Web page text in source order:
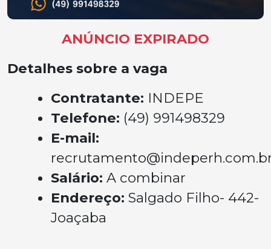
ANÚNCIO EXPIRADO
Detalhes sobre a vaga
Contratante: INDEPE
Telefone: (49) 991498329
E-mail:
Salário: A combinar
Endereço: Salgado Filho- 442-
Joaçaba